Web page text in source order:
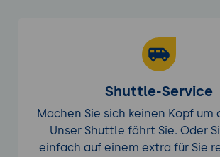
Shuttle-Service
Machen Sie sich keinen Kopf um
Unser Shuttle fährt Sie. Oder
einfach auf einem extra für Sie